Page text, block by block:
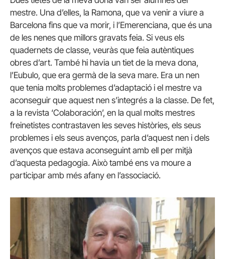
mestre. Una d’elles, la Ramona, que va venir a viure a
Barcelona fins que va morir, i l’Emerenciana, que és una
de les nenes que millors gravats feia. Si veus els
quadernets de classe, veuràs que feia autèntiques
obres d’art. També hi havia un tiet de la meva dona,
l’Eubulo, que era germà de la seva mare. Era un nen
que tenia molts problemes d’adaptació i el mestre va
aconseguir que aquest nen s’integrés a la classe. De fet,
a la revista ‘Colaboración’, en la qual molts mestres
freinetistes contrastaven les seves històries, els seus
problemes i els seus avenços, parla d’aquest nen i dels
avenços que estava aconseguint amb ell per mitjà
d’aquesta pedagogia. Això també ens va moure a
participar amb més afany en l’associació.